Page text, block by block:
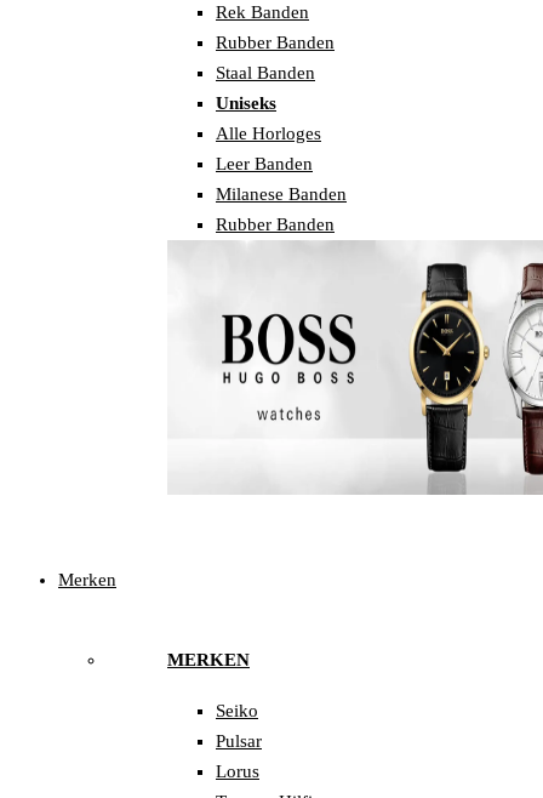
Rek Banden
Rubber Banden
Staal Banden
Uniseks
Alle Horloges
Leer Banden
Milanese Banden
Rubber Banden
Merken
MERKEN
Seiko
Pulsar
Lorus